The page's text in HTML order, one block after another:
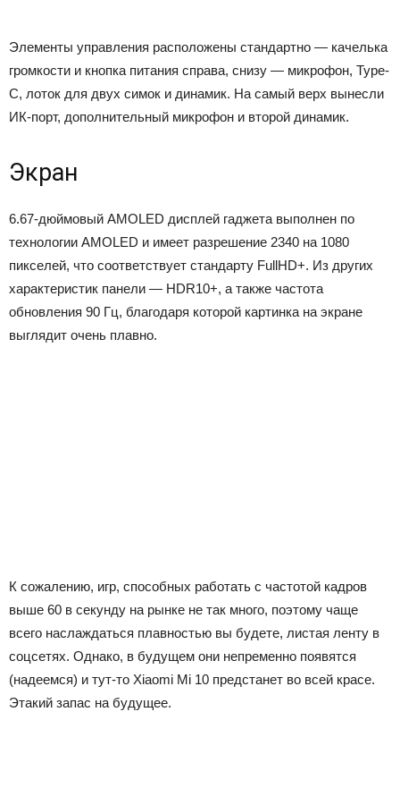
Элементы управления расположены стандартно — качелька
громкости и кнопка питания справа, снизу — микрофон, Type-
C, лоток для двух симок и динамик. На самый верх вынесли
ИК-порт, дополнительный микрофон и второй динамик.
Экран
6.67-дюймовый AMOLED дисплей гаджета выполнен по
технологии AMOLED и имеет разрешение 2340 на 1080
пикселей, что соответствует стандарту FullHD+. Из других
характеристик панели — HDR10+, а также частота
обновления 90 Гц, благодаря которой картинка на экране
выглядит очень плавно.
К сожалению, игр, способных работать с частотой кадров
выше 60 в секунду на рынке не так много, поэтому чаще
всего наслаждаться плавностью вы будете, листая ленту в
соцсетях. Однако, в будущем они непременно появятся
(надеемся) и тут-то Xiaomi Mi 10 предстанет во всей красе.
Этакий запас на будущее.